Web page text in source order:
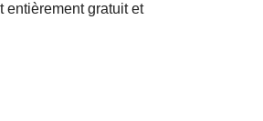
gratuit et